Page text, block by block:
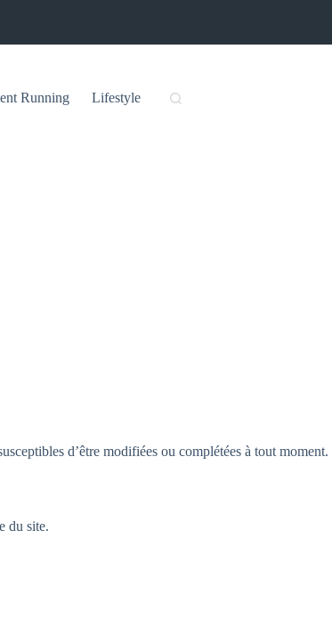
Running Lifestyle
d’être modifiées ou complétées à tout moment.
du site.